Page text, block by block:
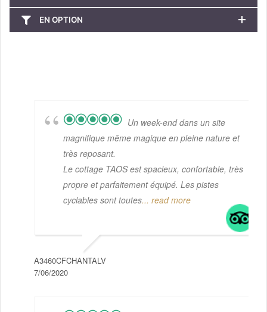
EN OPTION
Un week-end dans un site
magnifique même magique en pleine nature et
très reposant.
Le cottage TAOS est spacieux, confortable, très
propre et parfaitement équipé. Les pistes
cyclables sont toutes... read more
A3460CFCHANTALV
7/06/2020